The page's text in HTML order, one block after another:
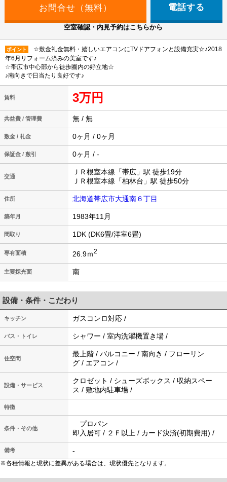
電話する
空室確認・内見予約はこちらから
ポイント
☆敷金礼金無料・嬉しいエアコンにTVドアフォンと設備充実☆♪2018
年6月リフォーム済みの美室です♪
☆帯広市中心部から徒歩圏内の好立地☆
♪南向きで日当たり良好です♪
賃料 3万円
共益費 / 管理費 無 / 無
敷金 / 礼金 0ヶ月 / 0ヶ月
保証金 / 敷引 0ヶ月 / -
交通
ＪＲ根室本線「帯広」駅 徒歩19分
ＪＲ根室本線「柏林台」駅 徒歩50分
住所 北海道帯広市大通南６丁目
築年月 1983年11月
間取り 1DK (DK6畳/洋室6畳)
専有面積 26.9ｍ2
主要採光面 南
設備・条件・こだわり
キッチン ガスコンロ対応 /
バス・トイレ シャワー / 室内洗濯機置き場 /
住空間
最上階 / バルコニー / 南向き / フローリン
グ / エアコン /
設備・サービス
クロゼット / シューズボックス / 収納スペー
ス / 敷地内駐車場 /
特徴
条件・その他
プロパン
即入居可 / ２Ｆ以上 / カード決済(初期費用) /
備考 -
※各種情報と現状に差異がある場合は、現状優先となります。